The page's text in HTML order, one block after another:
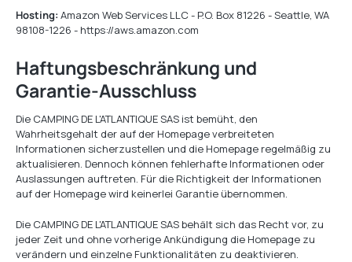
Hosting: Amazon Web Services LLC - P.O. Box 81226 - Seattle, WA
98108-1226 - https://aws.amazon.com
Haftungsbeschränkung und
Garantie-Ausschluss
Die CAMPING DE L'ATLANTIQUE SAS ist bemüht, den
Wahrheitsgehalt der auf der Homepage verbreiteten
Informationen sicherzustellen und die Homepage regelmäßig zu
aktualisieren. Dennoch können fehlerhafte Informationen oder
Auslassungen auftreten. Für die Richtigkeit der Informationen
auf der Homepage wird keinerlei Garantie übernommen.
Die CAMPING DE L'ATLANTIQUE SAS behält sich das Recht vor, zu
jeder Zeit und ohne vorherige Ankündigung die Homepage zu
verändern und einzelne Funktionalitäten zu deaktivieren.